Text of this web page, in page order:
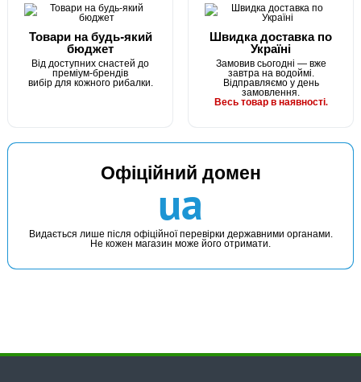
Товари на будь-який
бюджет
Від доступних снастей до
преміум-брендів
вибір для кожного рибалки.
Швидка доставка по
Україні
Замовив сьогодні — вже
завтра на водоймі.
Відправляємо у день
замовлення.
Весь товар в наявності.
Офіційний домен
ua
Видається лише після офіційної перевірки державними органами.
Не кожен магазин може його отримати.